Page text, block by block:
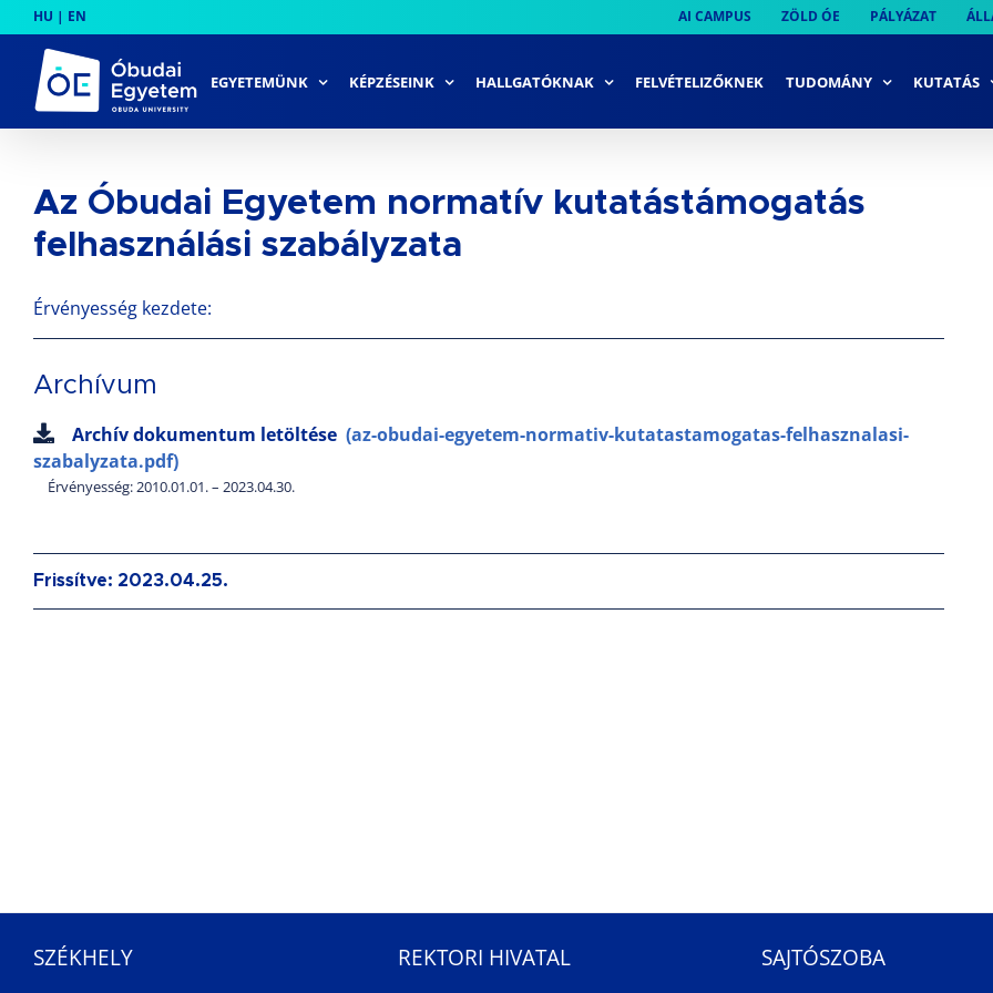
to
content
HU | EN AI CAMPUS ZÖLD ÓE PÁLYÁZAT
EGYETEMÜNK KÉPZÉSEINK HALLGATÓKNAK FELVÉTELIZŐKNEK TUDOMÁNY KUTATÁS
Az Óbudai Egyetem normatív kutatástámogatás
felhasználási szabályzata
Érvényesség kezdete:
Archívum
Archív dokumentum letöltése (az-obudai-egyetem-normativ-kutatastamogatas-felhasznalasi-
szabalyzata.pdf)
Érvényesség: 2010.01.01. – 2023.04.30.
Frissítve: 2023.04.25.
SZÉKHELY REKTORI HIVATAL SAJTÓSZOBA